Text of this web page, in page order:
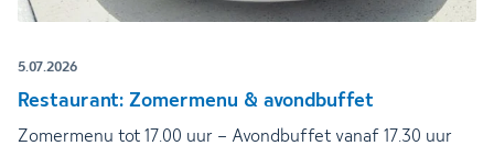
5.07.2026
Restaurant: Zomermenu & avondbuffet
Zomermenu tot 17.00 uur – Avondbuffet vanaf 17.30 uur